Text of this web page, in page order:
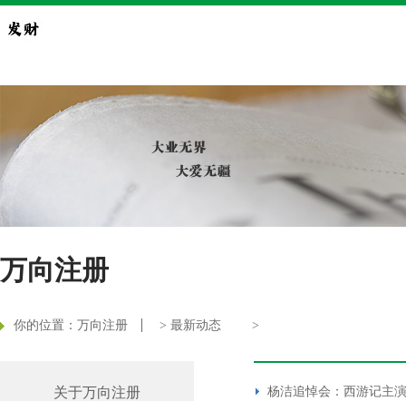
万向注册
你的位置： 万向注册 > 最新动态 >
关于万向注册 杨洁追悼会：西游记主